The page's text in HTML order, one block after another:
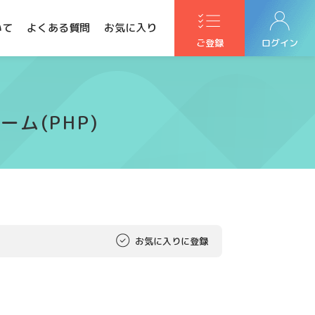
よくある質問 お気に入り
ご登録 ログイン
ム(PHP)
お気に入りに登録